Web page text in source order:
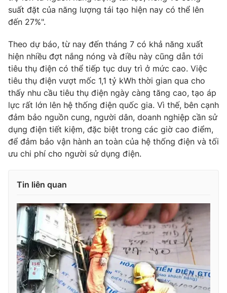
suất đặt của năng lượng tái tạo hiện nay có thể lên
đến 27%".
Theo dự báo, từ nay đến tháng 7 có khả năng xuất
hiện nhiều đợt nắng nóng và điều này cũng dẫn tới
tiêu thụ điện có thể tiếp tục duy trì ở mức cao. Việc
tiêu thụ điện vượt mốc 1,1 tỷ kWh thời gian qua cho
thấy nhu cầu tiêu thụ điện ngày càng tăng cao, tạo áp
lực rất lớn lên hệ thống điện quốc gia. Vì thế, bên cạnh
đảm bảo nguồn cung, người dân, doanh nghiệp cần sử
dụng điện tiết kiệm, đặc biệt trong các giờ cao điểm,
để đảm bảo vận hành an toàn của hệ thống điện và tối
ưu chi phí cho người sử dụng điện.
Tin liên quan